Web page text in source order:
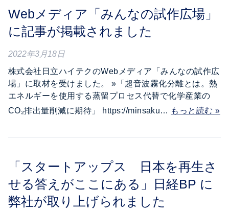
Webメディア「みんなの試作広場」
に記事が掲載されました
2022年3月18日
株式会社日立ハイテクのWebメディア「みんなの試作広
場」に取材を受けました。 »「超音波霧化分離とは。熱
エネルギーを使用する蒸留プロセス代替で化学産業の
CO₂排出量削減に期待」 https://minsaku… もっと読む »
「スタートアップス 日本を再生さ
せる答えがここにある」日経BP に
弊社が取り上げられました